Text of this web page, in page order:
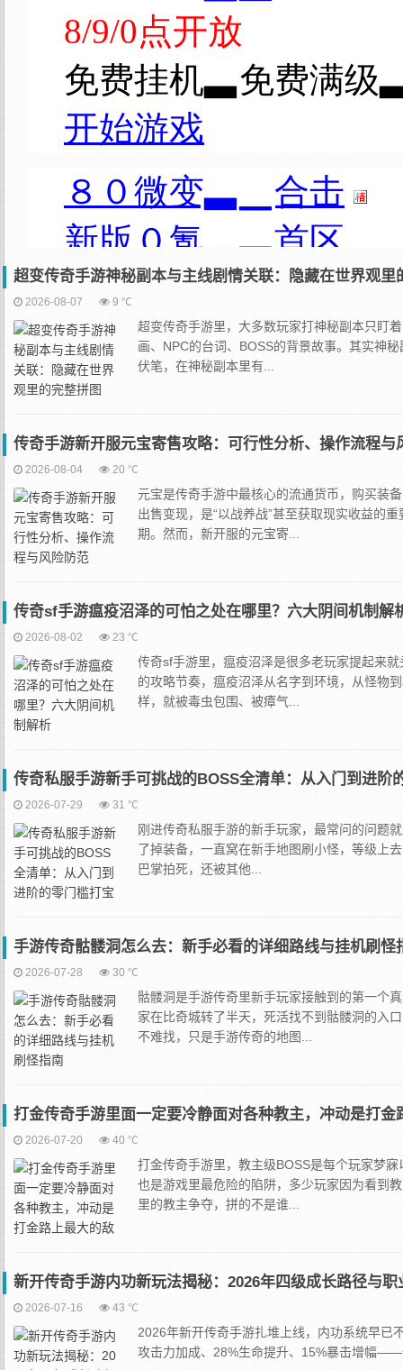
超变传奇手游神秘副本与主线剧情关联：隐藏在世界观里
2026-08-07 9 ℃
超变传奇手游里，大多数玩家打神秘副本只盯
画、NPC的台词、BOSS的背景故事。其实神
伏笔，在神秘副本里有...
传奇手游新开服元宝寄售攻略：可行性分析、操作流程与
2026-08-04 20 ℃
元宝是传奇手游中最核心的流通货币，购买装
出售变现，是“以战养战”甚至获取现实收益的
期。然而，新开服的元宝寄...
传奇sf手游瘟疫沼泽的可怕之处在哪里？六大阴间机制解
2026-08-02 23 ℃
传奇sf手游里，瘟疫沼泽是很多老玩家提起来
的攻略节奏，瘟疫沼泽从名字到环境，从怪物
样，就被毒虫包围、被瘴气...
传奇私服手游新手可挑战的BOSS全清单：从入门到进阶
2026-07-29 31 ℃
刚进传奇私服手游的新手玩家，最常问的问题
了掉装备，一直窝在新手地图刷小怪，等级上
巴掌拍死，还被其他...
手游传奇骷髅洞怎么去：新手必看的详细路线与挂机刷怪
2026-07-28 30 ℃
骷髅洞是手游传奇里新手玩家接触到的第一个
家在比奇城转了半天，死活找不到骷髅洞的入
不难找，只是手游传奇的地图...
打金传奇手游里面一定要冷静面对各种教主，冲动是打金
2026-07-20 40 ℃
打金传奇手游里，教主级BOSS是每个玩家梦
也是游戏里最危险的陷阱，多少玩家因为看到
里的教主争夺，拼的不是谁...
新开传奇手游内功新玩法揭秘：2026年四级成长路径与职
2026-07-16 43 ℃
2026年新开传奇手游扎堆上线，内功系统早已
攻击力加成、28%生命提升、15%暴击增幅